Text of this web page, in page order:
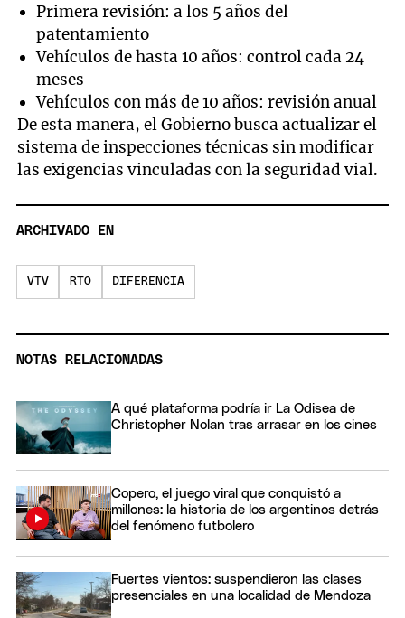
Primera revisión: a los 5 años del
patentamiento
Vehículos de hasta 10 años: control cada 24
meses
Vehículos con más de 10 años: revisión anual
De esta manera, el Gobierno busca actualizar el
sistema de inspecciones técnicas sin modificar
las exigencias vinculadas con la seguridad vial.
ARCHIVADO EN
VTV RTO DIFERENCIA
NOTAS RELACIONADAS
A qué plataforma podría ir La Odisea de
Christopher Nolan tras arrasar en los cines
Copero, el juego viral que conquistó a
millones: la historia de los argentinos detrás
del fenómeno futbolero
Fuertes vientos: suspendieron las clases
presenciales en una localidad de Mendoza